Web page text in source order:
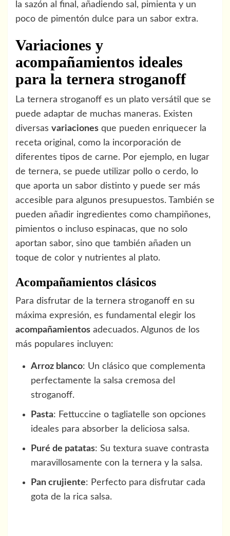
la sazón al final, añadiendo sal, pimienta y un
poco de pimentón dulce para un sabor extra.
Variaciones y
acompañamientos ideales
para la ternera stroganoff
La ternera stroganoff es un plato versátil que se
puede adaptar de muchas maneras. Existen
diversas variaciones que pueden enriquecer la
receta original, como la incorporación de
diferentes tipos de carne. Por ejemplo, en lugar
de ternera, se puede utilizar pollo o cerdo, lo
que aporta un sabor distinto y puede ser más
accesible para algunos presupuestos. También se
pueden añadir ingredientes como champiñones,
pimientos o incluso espinacas, que no solo
aportan sabor, sino que también añaden un
toque de color y nutrientes al plato.
Acompañamientos clásicos
Para disfrutar de la ternera stroganoff en su
máxima expresión, es fundamental elegir los
acompañamientos adecuados. Algunos de los
más populares incluyen:
Arroz blanco: Un clásico que complementa
perfectamente la salsa cremosa del
stroganoff.
Pasta: Fettuccine o tagliatelle son opciones
ideales para absorber la deliciosa salsa.
Puré de patatas: Su textura suave contrasta
maravillosamente con la ternera y la salsa.
Pan crujiente: Perfecto para disfrutar cada
gota de la rica salsa.